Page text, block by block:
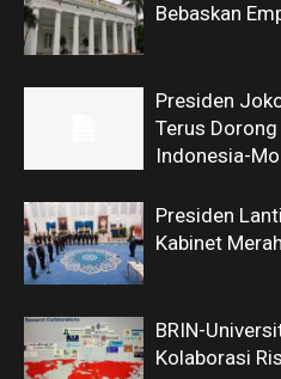
Bebaskan
Presiden
Terus
Indonesia-
Presiden
Kabinet
BRIN-
Kolaborasi